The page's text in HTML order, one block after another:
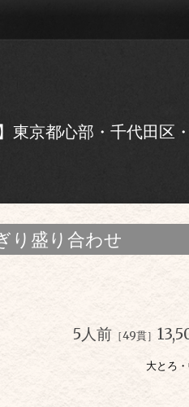
東京都心部・千代田
り盛り合わせ
5人前 ［49貫］
大とろ